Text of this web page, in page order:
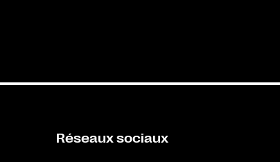
Réseaux sociaux